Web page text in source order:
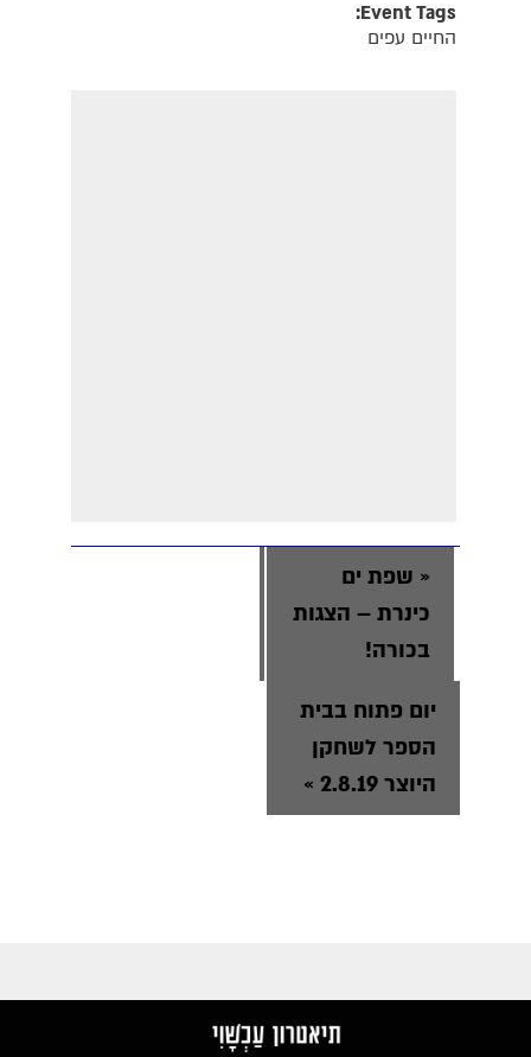
Event Tags:
החיים עפים
« שפת ים
כינרת – הצגות
בכורה!
יום פתוח בבית
הספר לשחקן
היוצר 2.8.19
»